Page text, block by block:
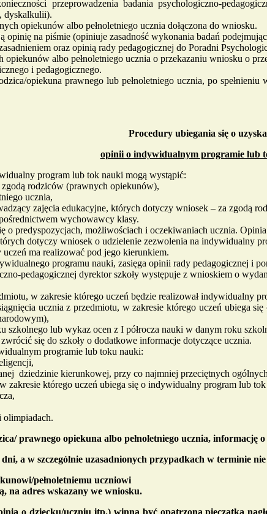
przeprowadzenia badania psychologiczno-
dyskalkulii).
opiekunów albo pełnoletniego ucznia dołączona do wniosku.
opinię na piśmie (opiniuje zasadność wykonania badań
oraz opinią rady pedagogicznej do Poradni
albo pełnoletniego ucznia o przekazaniu wniosku o
i pedagogicznego.
opiekuna prawnego lub pełnoletniego ucznia, po
Procedury ubiegania się o
opinii o indywidualnym programie lub
program lub tok nauki mogą wystąpić:
zgodą rodziców (prawnych opiekunów),
ucznia,
zajęcia edukacyjne, których dotyczy wniosek – za zgodą
wychowawcy klasy.
o predyspozycjach, możliwościach i oczekiwaniach ucznia.
dotyczy wniosek o udzielenie zezwolenia na indywidualny
ma realizować pod jego kierunkiem.
programu nauki, zasięga opinii rady pedagogicznej i
pedagogicznej dyrektor szkoły występuje z wnioskiem o
w zakresie którego uczeń będzie realizował indywidualny
ucznia z przedmiotu, w zakresie którego uczeń ubiega
szkolnego lub wykaz ocen z I półrocza nauki w danym roku
się do szkoły o dodatkowe informacje dotyczące ucznia.
programie lub toku nauki:
dziedzinie kierunkowej, przy co najmniej przeciętnych
zakresie którego uczeń ubiega się o indywidualny program lub
olimpiadach.
prawnego opiekuna albo pełnoletniego ucznia,
a w szczególnie uzasadnionych przypadkach w terminie
pełnoletniemu uczniowi
na adres wskazany we wniosku.
o dziecku/uczniu itp.) winna być opatrzona pieczątką